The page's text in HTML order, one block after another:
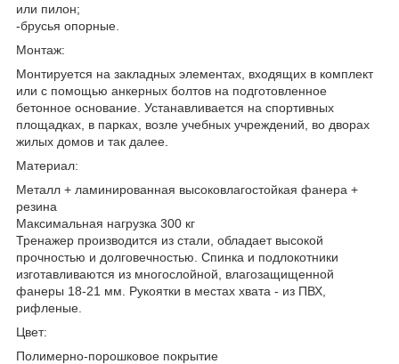
или пилон;
-брусья опорные.
Монтаж:
Монтируется на закладных элементах, входящих в комплект
или с помощью анкерных болтов на подготовленное
бетонное основание. Устанавливается на спортивных
площадках, в парках, возле учебных учреждений, во дворах
жилых домов и так далее.
Материал:
Металл + ламинированная высоковлагостойкая фанера +
резина
Максимальная нагрузка 300 кг
Тренажер производится из стали, обладает высокой
прочностью и долговечностью. Спинка и подлокотники
изготавливаются из многослойной, влагозащищенной
фанеры 18-21 мм. Рукоятки в местах хвата - из ПВХ,
рифленые.
Цвет:
Полимерно-порошковое покрытие